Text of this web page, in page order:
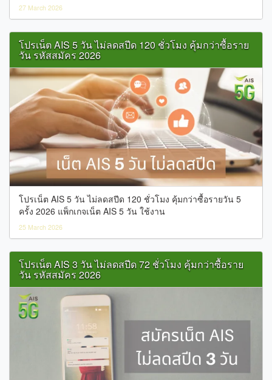
27 March 2026
โปรเน็ต AIS 5 วัน ไม่ลดสปีด 120 ชั่วโมง คุ้มกว่าซื้อราย
วัน รหัสสมัคร 2026
โปรเน็ต AIS 5 วัน ไม่ลดสปีด 120 ชั่วโมง คุ้มกว่าซื้อรายวัน 5
ครั้ง 2026 แพ็กเกจเน็ต AIS 5 วัน ใช้งาน
25 March 2026
โปรเน็ต AIS 3 วัน ไม่ลดสปีด 72 ชั่วโมง คุ้มกว่าซื้อราย
วัน รหัสสมัคร 2026